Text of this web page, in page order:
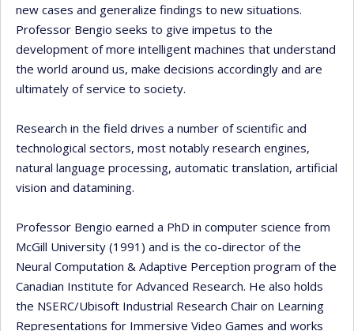
new cases and generalize findings to new situations.
Professor Bengio seeks to give impetus to the
development of more intelligent machines that understand
the world around us, make decisions accordingly and are
ultimately of service to society.
Research in the field drives a number of scientific and
technological sectors, most notably research engines,
natural language processing, automatic translation, artificial
vision and datamining.
Professor Bengio earned a PhD in computer science from
McGill University (1991) and is the co-director of the
Neural Computation & Adaptive Perception program of the
Canadian Institute for Advanced Research. He also holds
the NSERC/Ubisoft Industrial Research Chair on Learning
Representations for Immersive Video Games and works